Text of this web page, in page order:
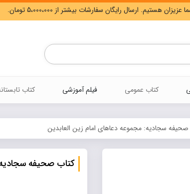
Products
search
کتاب عمومی فیلم آموزشی کتاب
سجادیه: مجموعه دعاهای امام زین العابدین
کتاب صحیفه